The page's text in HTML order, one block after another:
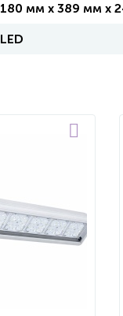
180 мм x 389 мм x
LED